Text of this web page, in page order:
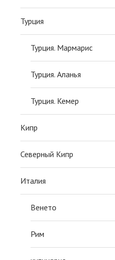
Турция
Турция. Мармарис
Турция. Аланья
Турция. Кемер
Кипр
Северный Кипр
Италия
Венето
Рим